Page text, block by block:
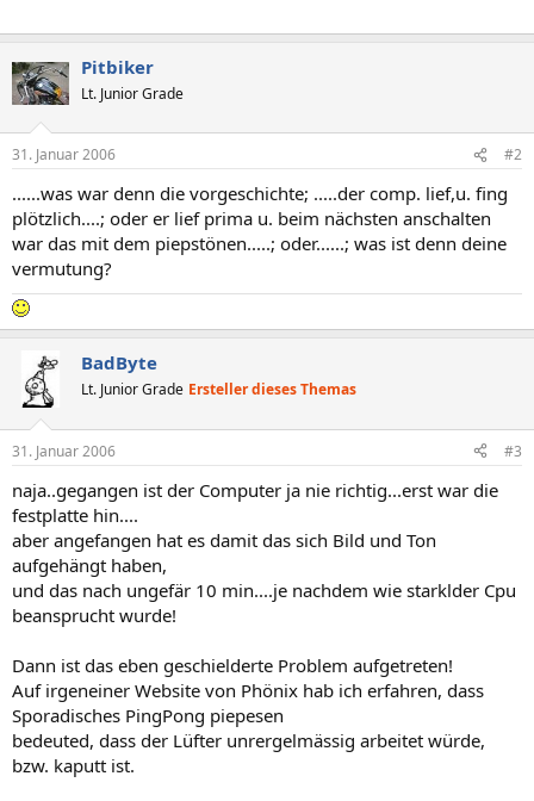
Pitbiker
Lt. Junior Grade
31. Januar 2006 #2
......was war denn die vorgeschichte; .....der comp. lief,u. fing
plötzlich....; oder er lief prima u. beim nächsten anschalten
war das mit dem piepstönen.....; oder......; was ist denn deine
vermutung?
BadByte
Lt. Junior Grade Ersteller dieses Themas
31. Januar 2006 #3
naja..gegangen ist der Computer ja nie richtig...erst war die
festplatte hin....
aber angefangen hat es damit das sich Bild und Ton
aufgehängt haben,
und das nach ungefär 10 min....je nachdem wie starklder Cpu
beansprucht wurde!
Dann ist das eben geschielderte Problem aufgetreten!
Auf irgeneiner Website von Phönix hab ich erfahren, dass
Sporadisches PingPong piepesen
bedeuted, dass der Lüfter unrergelmässig arbeitet würde,
bzw. kaputt ist.